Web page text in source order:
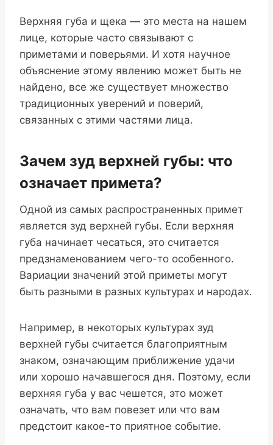
Верхняя губа и щека — это места на нашем
лице, которые часто связывают с
приметами и поверьями. И хотя научное
объяснение этому явлению может быть не
найдено, все же существует множество
традиционных уверений и поверий,
связанных с этими частями лица.
Зачем зуд верхней губы: что
означает примета?
Одной из самых распространенных примет
является зуд верхней губы. Если верхняя
губа начинает чесаться, это считается
предзнаменованием чего-то особенного.
Вариации значений этой приметы могут
быть разными в разных культурах и народах.
Например, в некоторых культурах зуд
верхней губы считается благоприятным
знаком, означающим приближение удачи
или хорошо начавшегося дня. Поэтому, если
верхняя губа у вас чешется, это может
означать, что вам повезет или что вам
предстоит какое-то приятное событие.